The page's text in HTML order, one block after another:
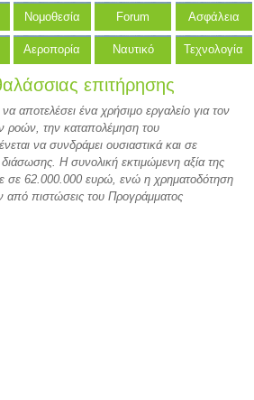
Νομοθεσία Forum Ασφάλεια
Αεροπορία Ναυτικό Τεχνολογία
επιτήρησης
αποτελέσει ένα χρήσιμο εργαλείο για τον
ροών, την καταπολέμηση του
να συνδράμει ουσιαστικά και σε
διάσωσης. Η συνολική εκτιμώμενη αξία της
σε 62.000.000 ευρώ, ενώ η χρηματοδότηση
από πιστώσεις του Προγράμματος